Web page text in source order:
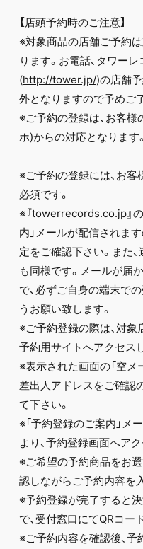
【店頭予約時のご注意】
※対象商品の店舗ご予約
ります。お電話、タワー
(http://tower.jp/)の店舗
外となりますので予めご
※ご予約の登録は、お客様
ホ)からの対応となります。
※ご予約の登録には、お
必須です。
※『towerrecords.co.jp』
内」メールが配信されま
定をご確認下さい。また
も同様です。メールが届
で、必ずご自身の端末で
うお願い致します。
※ご予約登録の際は、対
予約用サイトへアクセス
※表示された画面の「空メ
差出人アドレスをご確認
て下さい。
※「予約登録のご案内」メ
より、予約登録画面へア
※ご希望の予約商品をお選
認しながらご予約内容を
※予約登録が完了すると
で、受付窓口にてQRコー
※ご予約内容を確認後、